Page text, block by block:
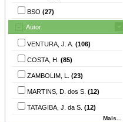
BSO (27)
Autor
VENTURA, J. A. (106)
COSTA, H. (85)
ZAMBOLIM, L. (23)
MARTINS, D. dos S. (12)
TATAGIBA, J. da S. (12)
Mais...